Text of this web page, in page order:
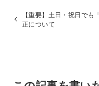
【重要】土日・祝日で
正について